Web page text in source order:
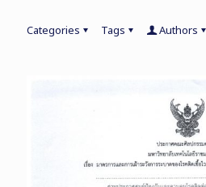
Categories Tags Authors